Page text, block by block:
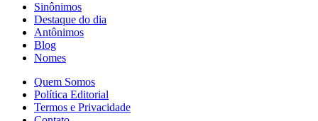
Sinônimos
Destaque do dia
Antônimos
Blog
Nomes
Quem Somos
Política Editorial
Termos e Privacidade